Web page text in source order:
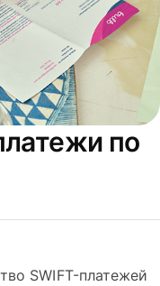
по
SWIFT-платежей